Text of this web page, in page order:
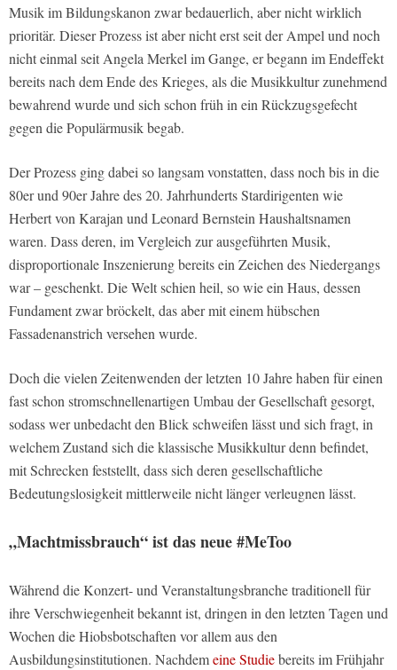
Musik im Bildungskanon zwar bedauerlich, aber nicht wirklich
prioritär. Dieser Prozess ist aber nicht erst seit der Ampel und noch
nicht einmal seit Angela Merkel im Gange, er begann im Endeffekt
bereits nach dem Ende des Krieges, als die Musikkultur zunehmend
bewahrend wurde und sich schon früh in ein Rückzugsgefecht
gegen die Populärmusik begab.
Der Prozess ging dabei so langsam vonstatten, dass noch bis in die
80er und 90er Jahre des 20. Jahrhunderts Stardirigenten wie
Herbert von Karajan und Leonard Bernstein Haushaltsnamen
waren. Dass deren, im Vergleich zur ausgeführten Musik,
disproportionale Inszenierung bereits ein Zeichen des Niedergangs
war – geschenkt. Die Welt schien heil, so wie ein Haus, dessen
Fundament zwar bröckelt, das aber mit einem hübschen
Fassadenanstrich versehen wurde.
Doch die vielen Zeitenwenden der letzten 10 Jahre haben für einen
fast schon stromschnellenartigen Umbau der Gesellschaft gesorgt,
sodass wer unbedacht den Blick schweifen lässt und sich fragt, in
welchem Zustand sich die klassische Musikkultur denn befindet,
mit Schrecken feststellt, dass sich deren gesellschaftliche
Bedeutungslosigkeit mittlerweile nicht länger verleugnen lässt.
„Machtmissbrauch“ ist das neue #MeToo
Während die Konzert- und Veranstaltungsbranche traditionell für
ihre Verschwiegenheit bekannt ist, dringen in den letzten Tagen und
Wochen die Hiobsbotschaften vor allem aus den
Ausbildungsinstitutionen. Nachdemeine Studiebereits im Frühjahr